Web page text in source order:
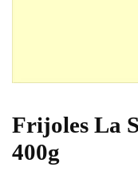
Frijoles La
400g